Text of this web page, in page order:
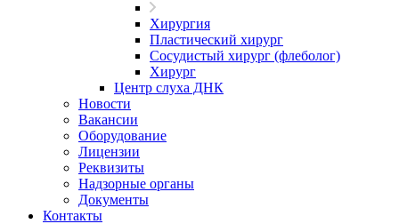
Хирургия
Пластический хирург
Сосудистый хирург (флеболог)
Хирург
Центр слуха ДНК
Новости
Вакансии
Оборудование
Лицензии
Реквизиты
Надзорные органы
Документы
Контакты